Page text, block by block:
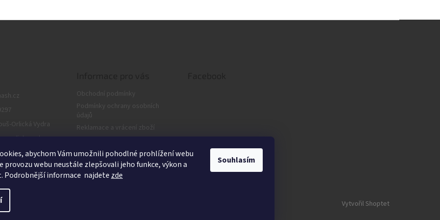
abychom Vám umožnili pohodlné prohlížení webu
provozu webu neustále zlepšovali jeho funkce, výkon a
Podrobnější informace najdete zde
Souhlasím
Orlická Vydra
Obchodní podmínky
Podmínky ochrany osobních
údajů
Reklamace a vrácení zboží
Podmínky cookie
Věrnostní program
Vytvořil Shoptet